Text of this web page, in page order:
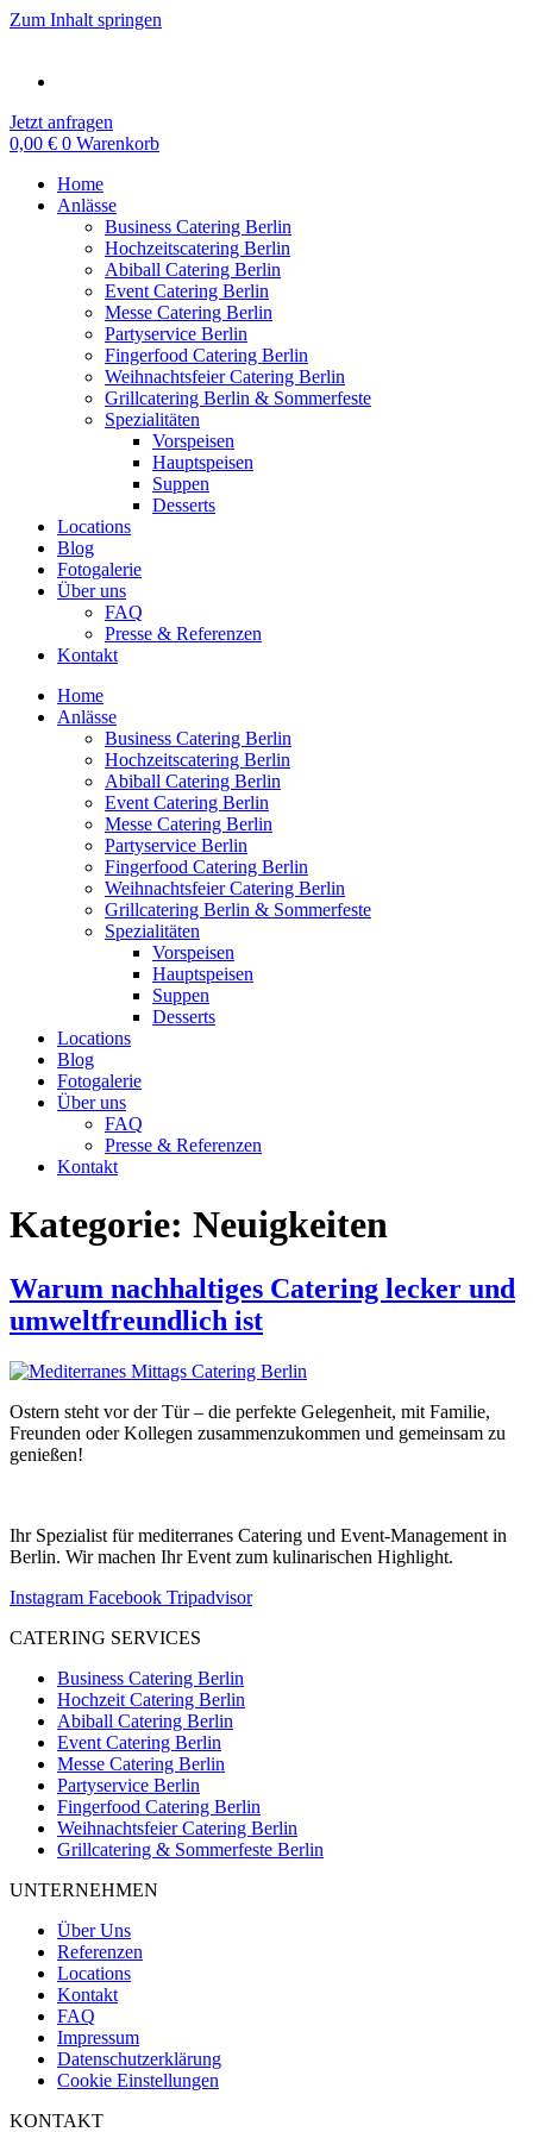
Zum Inhalt springen
Jetzt anfragen
0,00 € 0 Warenkorb
Home
Anlässe
Business Catering Berlin
Hochzeitscatering Berlin
Abiball Catering Berlin
Event Catering Berlin
Messe Catering Berlin
Partyservice Berlin
Fingerfood Catering Berlin
Weihnachtsfeier Catering Berlin
Grillcatering Berlin & Sommerfeste
Spezialitäten
Vorspeisen
Hauptspeisen
Suppen
Desserts
Locations
Blog
Fotogalerie
Über uns
FAQ
Presse & Referenzen
Kontakt
Home
Anlässe
Business Catering Berlin
Hochzeitscatering Berlin
Abiball Catering Berlin
Event Catering Berlin
Messe Catering Berlin
Partyservice Berlin
Fingerfood Catering Berlin
Weihnachtsfeier Catering Berlin
Grillcatering Berlin & Sommerfeste
Spezialitäten
Vorspeisen
Hauptspeisen
Suppen
Desserts
Locations
Blog
Fotogalerie
Über uns
FAQ
Presse & Referenzen
Kontakt
Kategorie: Neuigkeiten
Warum nachhaltiges Catering lecker und
umweltfreundlich ist
Ostern steht vor der Tür – die perfekte Gelegenheit, mit Familie,
Freunden oder Kollegen zusammenzukommen und gemeinsam zu
genießen!
Ihr Spezialist für mediterranes Catering und Event-Management in
Berlin. Wir machen Ihr Event zum kulinarischen Highlight.
Instagram Facebook Tripadvisor
CATERING SERVICES
Business Catering Berlin
Hochzeit Catering Berlin
Abiball Catering Berlin
Event Catering Berlin
Messe Catering Berlin
Partyservice Berlin
Fingerfood Catering Berlin
Weihnachtsfeier Catering Berlin
Grillcatering & Sommerfeste Berlin
UNTERNEHMEN
Über Uns
Referenzen
Locations
Kontakt
FAQ
Impressum
Datenschutzerklärung
Cookie Einstellungen
KONTAKT